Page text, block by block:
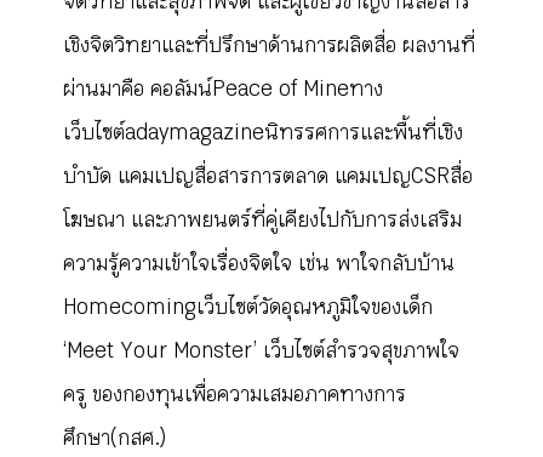
เชิงจิตวิทยาและที่ปรึกษาด้านการผลิตสื่อ ผลงานที่
ผ่านมาคือ คอลัมน์ Peace of Mine ทาง
เว็บไซต์ adaymagazine นิทรรศการและพื้นที่เชิง
บำบัด แคมเปญสื่อสารการตลาด แคมเปญ CSR สื่อ
โฆษณา และภาพยนตร์ที่คู่เคียงไปกับการส่งเสริม
ความรู้ความเข้าใจเรื่องจิตใจ เช่น พาใจกลับบ้าน
Homecoming เว็บไซต์วัดอุณหภูมิใจของเด็ก
‘Meet Your Monster’ เว็บไซต์สำรวจสุขภาพใจ
ครู ของกองทุนเพื่อความเสมอภาคทางการ
ศึกษา (กสศ.)